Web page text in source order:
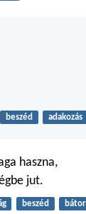
beszéd adakozás
haszna,
jut.
beszéd